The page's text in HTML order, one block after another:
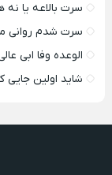
سرت بالاعه یا
سرت شدم روانی
الوعده وفا ابی
شاید اولین